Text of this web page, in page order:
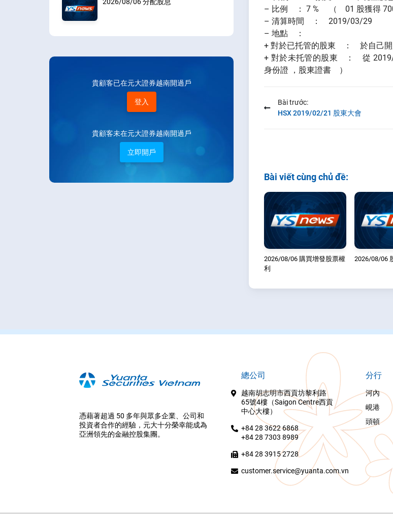
貴顧客已在元大證券越南開過戶
登入
貴顧客未在元大證券越南開過戶
立即開戶
– 比例 ： 7 % （ 01 股獲得
– 清算時間 ： 2019/03/29
– 地點 ：
+ 對於已托管的股東 ： 於自己開
+ 對於未托管的股東 ： 從
身份證 ，股東證書 ）
Bài trước:
HSX 2019/02/21 股東大會
Bài viết cùng chủ đề:
2026/08/06 購買增發股票權
利
2026/08/06
憑藉著超過 50 多年與眾多企業、公司和
投資者合作的經驗，元大十分榮幸能成為
亞洲領先的金融控股集團。
總公司
越南胡志明市西貢坊黎利路
65號4樓（Saigon Centre西貢
中心大樓）
+84 28 3622 6868
+84 28 7303 8989
+84 28 3915 2728
customer.service@yuanta.com.vn
分行
河內
峴港
頭頓